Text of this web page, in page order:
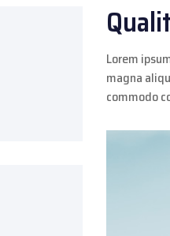
Lorem
magna
commodo